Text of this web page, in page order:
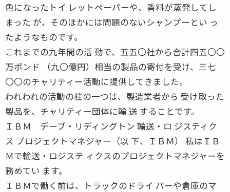
色になったトイ レットペーパーや、香料が蒸発してし
まった が、そのほかには問題のないシャンプーとい っ
たようなものです。
これまでの九年間の活 動で、五五〇社から合計四五〇〇
万ポンド （九〇億円）相当の製品の寄付を受け、三七
〇〇のチャリティー活動に提供してきました。
われわれの活動の柱の一つは、製造業者から 受け取った
製品を、チャリティー団体に輸 送 することです。
ＩＢＭ デーブ・リディングトン 輸送・ロ ジスティク
ス プロジェクトマネジャー（以 下、ＩＢＭ） 私はＩＢ
Ｍで輸送・ロジステ ィクスのプロジェクトマネジャーを
務めてい ます。
ＩＢＭで働く前は、トラックのドライ バーや倉庫のマ